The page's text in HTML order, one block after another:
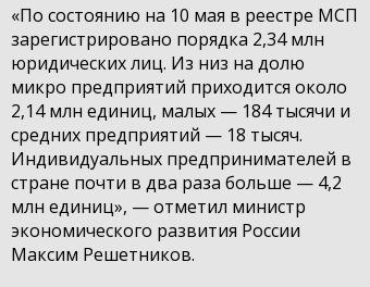
«По состоянию на 10 мая в реестре МСП
зарегистрировано порядка 2,34 млн
юридических лиц. Из низ на долю
микро предприятий приходится около
2,14 млн единиц, малых — 184 тысячи и
средних предприятий — 18 тысяч.
Индивидуальных предпринимателей в
стране почти в два раза больше — 4,2
млн единиц», — отметил министр
экономического развития России
Максим Решетников.